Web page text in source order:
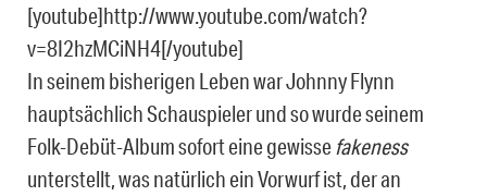
[youtube]http://www.youtube.com/watch?
v=8I2hzMCiNH4[/youtube]
In seinem bisherigen Leben war Johnny Flynn
hauptsächlich Schauspieler und so wurde seinem
Folk-Debüt-Album sofort eine gewisse fakeness
unterstellt, was natürlich ein Vorwurf ist, der an